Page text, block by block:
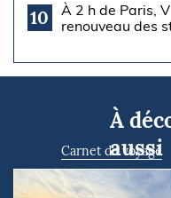
10
À 2 h de Paris,
renouveau des
À
aussi
Carnet de voyage